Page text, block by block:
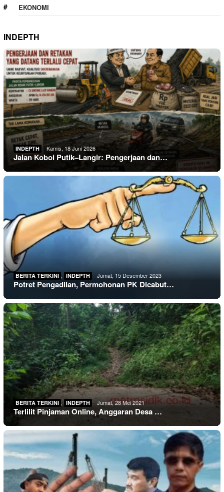
EKONOMI
INDEPTH
INDEPTH Kamis, 18 Juni 2026
Jalan Koboi Putik–Langir: Pengerjaan dan…
BERITA TERKINI , INDEPTH Jumat, 15 Desember 2023
Potret Pengadilan, Permohonan PK Dicabut…
BERITA TERKINI , INDEPTH Jumat, 28 Mei 2021
Terlilit Pinjaman Online, Anggaran Desa …